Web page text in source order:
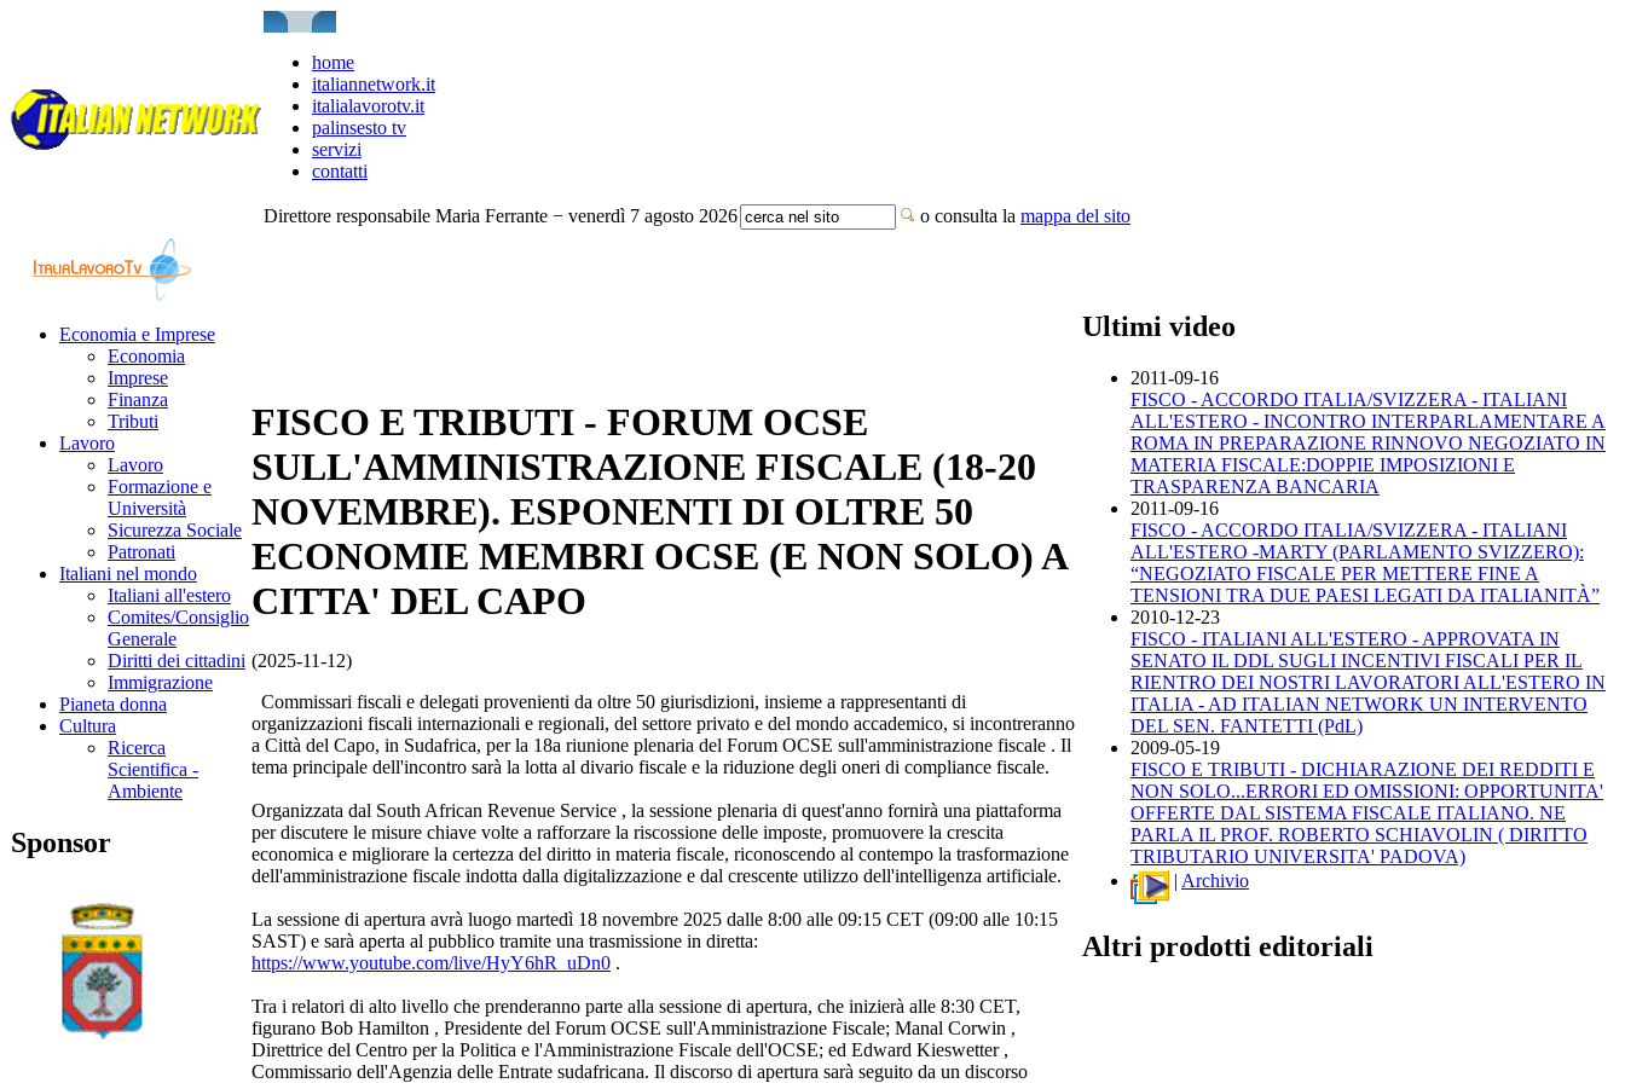
home
italiannetwork.it
italialavorotv.it
palinsesto tv
servizi
contatti
Direttore responsabile Maria Ferrante − venerdì 7 agosto 2026 o consulta la mappa del sito
Economia e Imprese
Economia
Imprese
Finanza
Tributi
Lavoro
Lavoro
Formazione e
Università
Sicurezza Sociale
Patronati
Italiani nel mondo
Italiani all'estero
Comites/Consiglio
Generale
Diritti dei cittadini
Immigrazione
Pianeta donna
Cultura
Ricerca
Scientifica -
Ambiente
Sponsor
FISCO E TRIBUTI - FORUM OCSE
SULL'AMMINISTRAZIONE FISCALE (18-20
NOVEMBRE). ESPONENTI DI OLTRE 50
ECONOMIE MEMBRI OCSE (E NON SOLO) A
CITTA' DEL CAPO
(2025-11-12)
Commissari fiscali e delegati provenienti da oltre 50 giurisdizioni, insieme a rappresentanti di
organizzazioni fiscali internazionali e regionali, del settore privato e del mondo accademico, si incontreranno
a Città del Capo, in Sudafrica, per la 18a riunione plenaria del Forum OCSE sull'amministrazione fiscale . Il
tema principale dell'incontro sarà la lotta al divario fiscale e la riduzione degli oneri di compliance fiscale.
Organizzata dal South African Revenue Service , la sessione plenaria di quest'anno fornirà una piattaforma
per discutere le misure chiave volte a rafforzare la riscossione delle imposte, promuovere la crescita
economica e migliorare la certezza del diritto in materia fiscale, riconoscendo al contempo la trasformazione
dell'amministrazione fiscale indotta dalla digitalizzazione e dal crescente utilizzo dell'intelligenza artificiale.
La sessione di apertura avrà luogo martedì 18 novembre 2025 dalle 8:00 alle 09:15 CET (09:00 alle 10:15
SAST) e sarà aperta al pubblico tramite una trasmissione in diretta:
https://www.youtube.com/live/HyY6hR_uDn0 .
Tra i relatori di alto livello che prenderanno parte alla sessione di apertura, che inizierà alle 8:30 CET,
figurano Bob Hamilton , Presidente del Forum OCSE sull'Amministrazione Fiscale; Manal Corwin ,
Direttrice del Centro per la Politica e l'Amministrazione Fiscale dell'OCSE; ed Edward Kieswetter ,
Commissario dell'Agenzia delle Entrate sudafricana. Il discorso di apertura sarà seguito da un discorso
Ultimi video
2011-09-16
FISCO - ACCORDO ITALIA/SVIZZERA - ITALIANI
ALL'ESTERO - INCONTRO INTERPARLAMENTARE A
ROMA IN PREPARAZIONE RINNOVO NEGOZIATO IN
MATERIA FISCALE:DOPPIE IMPOSIZIONI E
TRASPARENZA BANCARIA
2011-09-16
FISCO - ACCORDO ITALIA/SVIZZERA - ITALIANI
ALL'ESTERO -MARTY (PARLAMENTO SVIZZERO):
“NEGOZIATO FISCALE PER METTERE FINE A
TENSIONI TRA DUE PAESI LEGATI DA ITALIANITÀ”
2010-12-23
FISCO - ITALIANI ALL'ESTERO - APPROVATA IN
SENATO IL DDL SUGLI INCENTIVI FISCALI PER IL
RIENTRO DEI NOSTRI LAVORATORI ALL'ESTERO IN
ITALIA - AD ITALIAN NETWORK UN INTERVENTO
DEL SEN. FANTETTI (PdL)
2009-05-19
FISCO E TRIBUTI - DICHIARAZIONE DEI REDDITI E
NON SOLO...ERRORI ED OMISSIONI: OPPORTUNITA'
OFFERTE DAL SISTEMA FISCALE ITALIANO. NE
PARLA IL PROF. ROBERTO SCHIAVOLIN ( DIRITTO
TRIBUTARIO UNIVERSITA' PADOVA)
| Archivio
Altri prodotti editoriali